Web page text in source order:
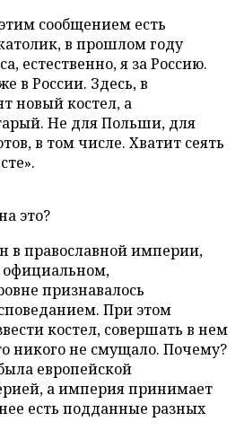
сообщением есть
в прошлом году
естественно, я за Россию.
в России. Здесь, в
новый костел, а
Не для Польши, для
в том числе. Хватит сеять
это?
в православной империи,
официальном,
признавалось
При этом
костел, совершать в нем
никого не смущало. Почему?
европейской
а империя принимает
есть подданные разных